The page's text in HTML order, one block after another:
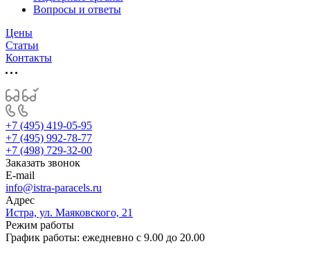
Вопросы и ответы
Цены
Статьи
Контакты
+7 (495) 419-05-95
+7 (495) 992-78-77
+7 (498) 729-32-00
Заказать звонок
E-mail
info@istra-paracels.ru
Адрес
Истра, ул. Маяковского, 21
Режим работы
График работы: ежедневно с 9.00 до 20.00